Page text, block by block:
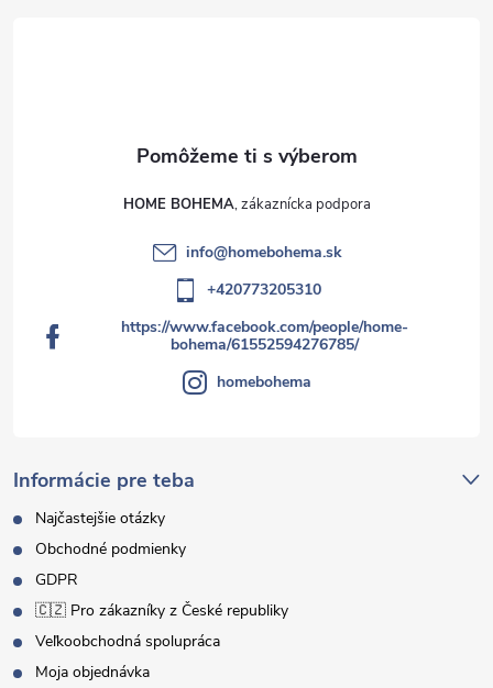
Informácie pre teba
Najčastejšie otázky
Obchodné podmienky
GDPR
🇨🇿 Pro zákazníky z České republiky
Veľkoobchodná spolupráca
Moja objednávka
HOME BOHEMA
info@homebohema.sk
+420773205310
https://www.facebook.com/people/home-
bohema/61552594276785/
homebohema